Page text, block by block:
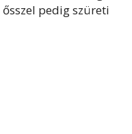
pedig szüreti